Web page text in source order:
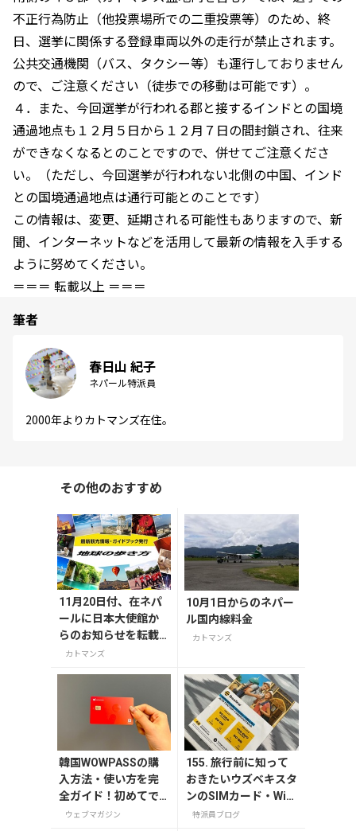
不正行為防止（他投票場所での二重投票等）のため、終
日、選挙に関係する登録車両以外の走行が禁止されます。
公共交通機関（バス、タクシー等）も運行しておりません
ので、ご注意ください（徒歩での移動は可能です）。
４．また、今回選挙が行われる郡と接するインドとの国境
通過地点も１２月５日から１２月７日の間封鎖され、往来
ができなくなるとのことですので、併せてご注意くださ
い。（ただし、今回選挙が行われない北側の中国、インド
との国境通過地点は通行可能とのことです）
この情報は、変更、延期される可能性もありますので、新
聞、インターネットなどを活用して最新の情報を入手する
ように努めてください。
＝＝＝ 転載以上 ＝＝＝
筆者
春日山 紀子
ネパール特派員
2000年よりカトマンズ在住。
その他のおすすめ
11月20日付、在ネパ
ールに日本大使館か
らのお知らせを転載
します。
カトマンズ
10月1日からのネパー
ル国内線料金
カトマンズ
韓国WOWPASSの購
入方法・使い方を完
全ガイド！初めてで
も迷わない
ウェブマガジン
155. 旅行前に知って
おきたいウズベキスタ
ンのSIMカード・Wi-F
iなどインターネット
特派員ブログ